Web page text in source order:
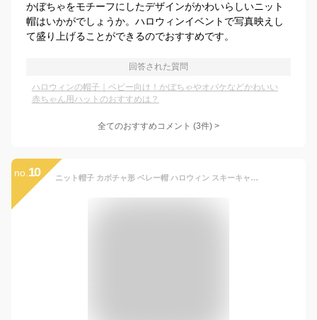
かぼちゃをモチーフにしたデザインがかわいらしいニット
帽はいかがでしょうか。ハロウィンイベントで写真映えし
て盛り上げることができるのでおすすめです。
回答された質問
ハロウィンの帽子｜ベビー向け！かぼちゃやオバケなどかわいい
赤ちゃん用ハットのおすすめは？
全てのおすすめコメント (3件) >
no. 10 ニット帽子 カボチャ形 ベレー帽 ハロウィン スキーキャップ ビーニーキャップ ニット 帽子 冬 ウォーマー かぎ針編み 写真撮影 プロップ ハット 子供用